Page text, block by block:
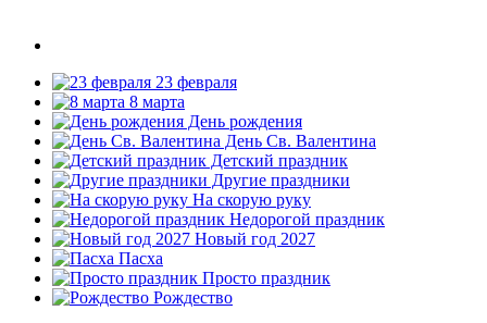
23 февраля
8 марта
День рождения
День Св. Валентина
Детский праздник
Другие праздники
На скорую руку
Недорогой праздник
Новый год 2027
Пасха
Просто праздник
Рождество